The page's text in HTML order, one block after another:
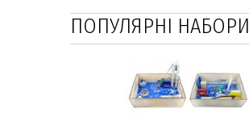
ПОПУЛЯРНІ НАБОРИ